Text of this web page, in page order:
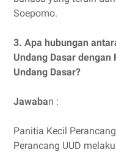
Soepomo.
3. Apa hubungan
Undang Dasar
Undang Dasar?
Jawaban :
Panitia Kecil
Perancang UUD